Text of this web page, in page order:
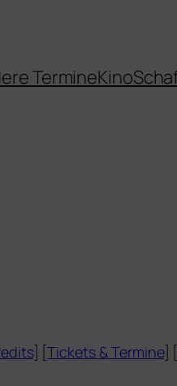
TermineKino
] [Tickets &Termine]